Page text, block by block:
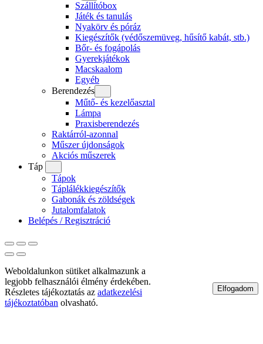
Szállítóbox
Játék és tanulás
Nyakörv és póráz
Kiegészítők (védőszemüveg, hűsítő kabát, stb.)
Bőr- és fogápolás
Gyerekjátékok
Macskaalom
Egyéb
Berendezés
Műtő- és kezelőasztal
Lámpa
Praxisberendezés
Raktárról-azonnal
Műszer újdonságok
Akciós műszerek
Táp
Tápok
Táplálékkiegészítők
Gabonák és zöldségek
Jutalomfalatok
Belépés / Regisztráció
Weboldalunkon sütiket alkalmazunk a
legjobb felhasználói élmény érdekében.
Részletes tájékoztatás az adatkezelési
tájékoztatóban olvasható.
Elfogadom